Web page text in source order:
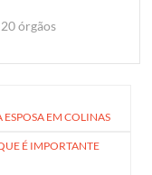
órgãos
ESPOSA EM COLINAS
É IMPORTANTE